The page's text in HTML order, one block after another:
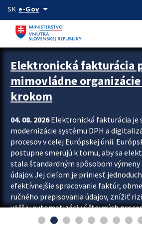
Preskocit na hlavný obsah
SK e-Govarrow_drop_down
Zastavit automatický posun upútavok
Elektronická fakturácia
mimovládne
krokom
04. 08. 2026Elektronická fakturácia je
modernizácie systému DPH a
procesov v celej Európskej únii.
postupne smerujú k tomu, aby sa
stala štandardným spôsobom
údajov. Jej cieľom je priniesť
efektívnejšie spracovanie faktúr,
ručného prepisovania údajov, znížiť
väčšiu automatizáciu účtovných
fakturácia preto nepredstavuje...